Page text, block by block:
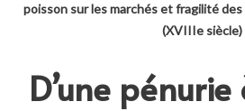
poisson sur les marchés et fragilité
(XVIIIe siècle)
D’une pénurie